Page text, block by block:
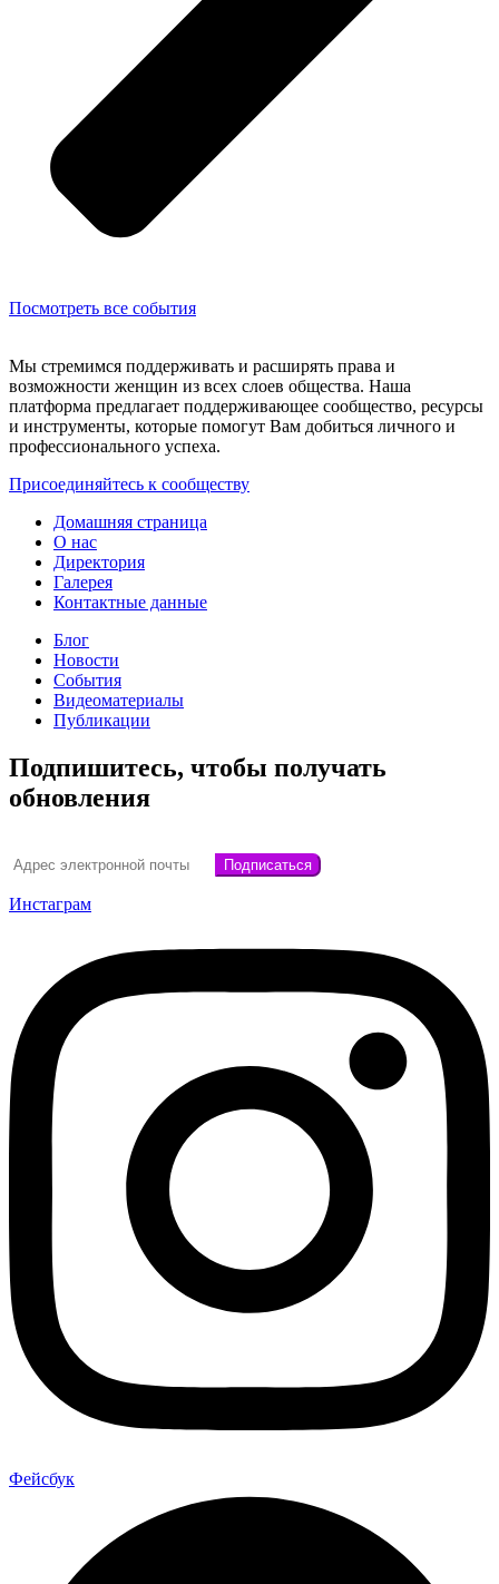
Посмотреть все события
Мы стремимся поддерживать и расширять права и
возможности женщин из всех слоев общества. Наша
платформа предлагает поддерживающее сообщество, ресурсы
и инструменты, которые помогут Вам добиться личного и
профессионального успеха.
Присоединяйтесь к сообществу
Домашняя страница
О нас
Директория
Галерея
Контактные данные
Блог
Новости
События
Видеоматериалы
Публикации
Подпишитесь, чтобы получать
обновления
Инстаграм
Фейсбук